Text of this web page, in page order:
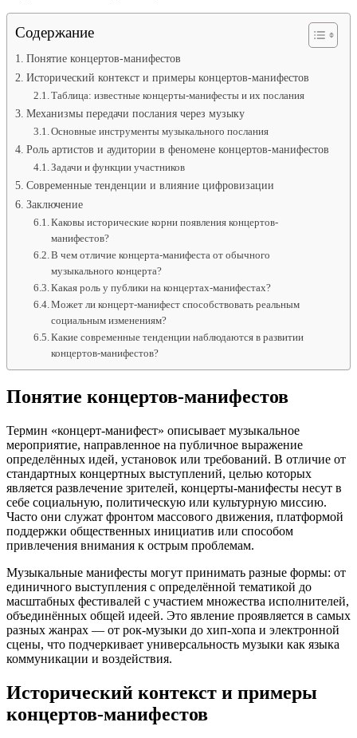
Содержание
Понятие концертов-манифестов
Исторический контекст и примеры концертов-манифестов
Таблица: известные концерты-манифесты и их послания
Механизмы передачи послания через музыку
Основные инструменты музыкального послания
Роль артистов и аудитории в феномене концертов-манифестов
Задачи и функции участников
Современные тенденции и влияние цифровизации
Заключение
Каковы исторические корни появления концертов-
манифестов?
В чем отличие концерта-манифеста от обычного
музыкального концерта?
Какая роль у публики на концертах-манифестах?
Может ли концерт-манифест способствовать реальным
социальным изменениям?
Какие современные тенденции наблюдаются в развитии
концертов-манифестов?
Понятие концертов-манифестов
Термин «концерт-манифест» описывает музыкальное
мероприятие, направленное на публичное выражение
определённых идей, установок или требований. В отличие от
стандартных концертных выступлений, целью которых
является развлечение зрителей, концерты-манифесты несут в
себе социальную, политическую или культурную миссию.
Часто они служат фронтом массового движения, платформой
поддержки общественных инициатив или способом
привлечения внимания к острым проблемам.
Музыкальные манифесты могут принимать разные формы: от
единичного выступления с определённой тематикой до
масштабных фестивалей с участием множества исполнителей,
объединённых общей идеей. Это явление проявляется в самых
разных жанрах — от рок-музыки до хип-хопа и электронной
сцены, что подчеркивает универсальность музыки как языка
коммуникации и воздействия.
Исторический контекст и примеры
концертов-манифестов